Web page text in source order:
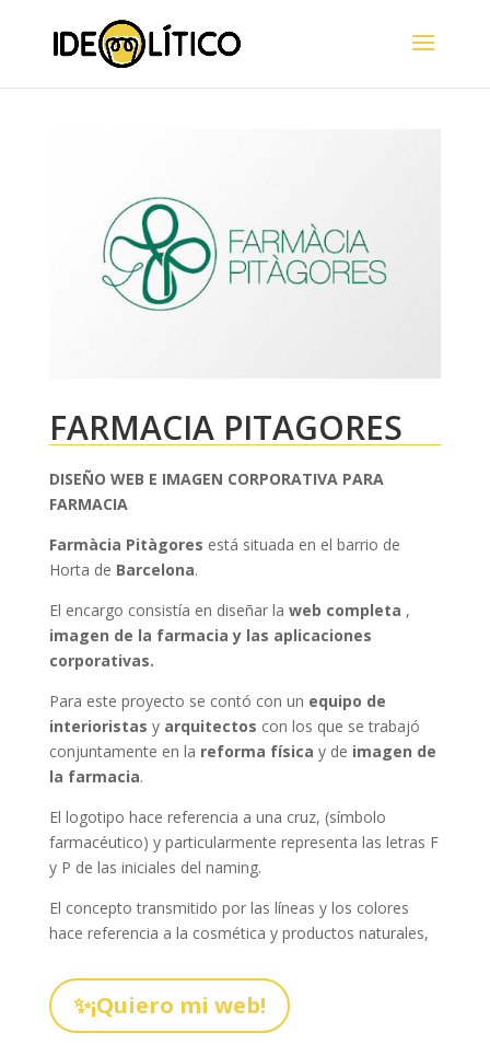
FARMACIA PITAGORES
DISEÑO WEB E IMAGEN CORPORATIVA PARA
FARMACIA
Farmàcia Pitàgores está situada en el barrio de
Horta de Barcelona.
El encargo consistía en diseñar la web completa ,
imagen de la farmacia y las aplicaciones
corporativas.
Para este proyecto se contó con un equipo de
interioristas y arquitectos con los que se trabajó
conjuntamente en la reforma física y de imagen de
la farmacia.
El logotipo hace referencia a una cruz, (símbolo
farmacéutico) y particularmente representa las letras F
y P de las iniciales del naming.
El concepto transmitido por las líneas y los colores
hace referencia a la cosmética y productos naturales,
✨¡Quiero mi web!